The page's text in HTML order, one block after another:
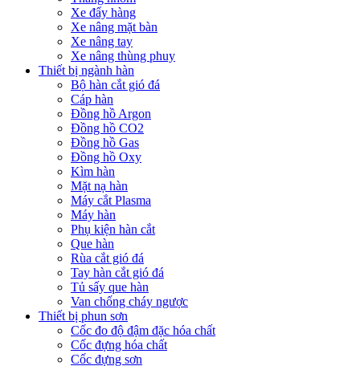
Xe đẩy hàng
Xe nâng mặt bàn
Xe nâng tay
Xe nâng thùng phuy
Thiết bị ngành hàn
Bộ hàn cắt gió đá
Cáp hàn
Đồng hồ Argon
Đồng hồ CO2
Đồng hồ Gas
Đồng hồ Oxy
Kìm hàn
Mặt nạ hàn
Máy cắt Plasma
Máy hàn
Phụ kiện hàn cắt
Que hàn
Rùa cắt gió đá
Tay hàn cắt gió đá
Tủ sấy que hàn
Van chống cháy ngược
Thiết bị phun sơn
Cốc đo độ đậm đặc hóa chất
Cốc đựng hóa chất
Cốc đựng sơn